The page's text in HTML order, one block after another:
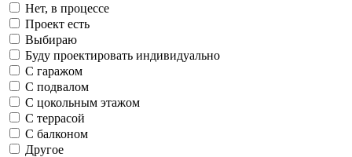
Нет, в процессе
Проект есть
Выбираю
Буду проектировать индивидуально
С гаражом
С подвалом
С цокольным этажом
С террасой
С балконом
Другое